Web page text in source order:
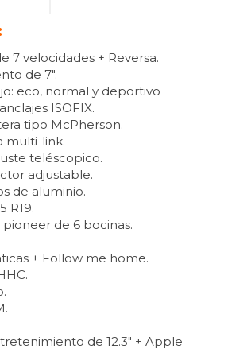
7 velocidades + Reversa.
de 7″.
eco, normal y deportivo
ISOFIX.
tipo McPherson.
multi-link.
teléscopico.
adjustable.
de aluminio.
R19.
pioneer de 6 bocinas.
+ Follow me home.
de 12.3″ + Apple